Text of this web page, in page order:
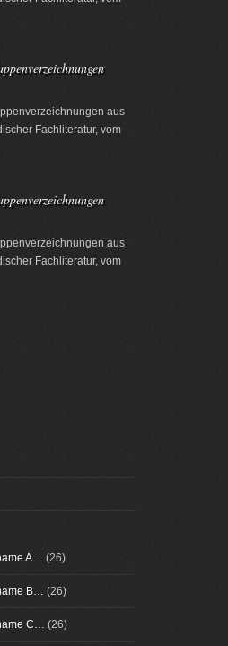
aus
Fachliteratur, vom
aus
Fachliteratur, vom
A… (26)
B… (26)
C… (26)